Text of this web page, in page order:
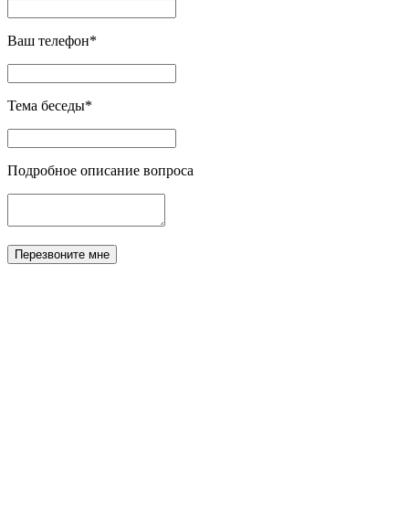
Ваш телефон*
Тема беседы*
Подробное описание вопроса
Перезвоните мне